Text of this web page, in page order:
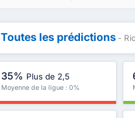
Toutes les prédictions -
35% Plus de 2,5
Moyenne de la ligue : 0%